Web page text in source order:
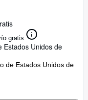
gratis
Estados Unidos de
de Estados Unidos de